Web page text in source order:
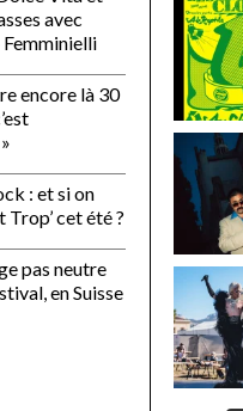
avec
encore là 30
: et si on
Trop’ cet été ?
pas neutre
en Suisse